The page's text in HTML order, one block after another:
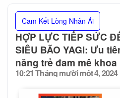
Cam Kết Lòng Nhân Ái
HỢP LỰC TIẾP SỨC
SIÊU BÃO YAGI: Ưu
năng trẻ đam mê
Posted
10:21 Tháng mười một 4, 2024